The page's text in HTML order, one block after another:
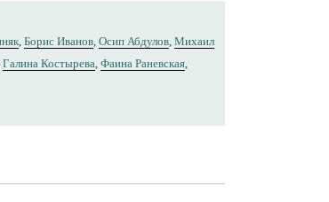
, Борис Иванов, Осип Абдулов, Михаил
Галина Костырева, Фаина Раневская,